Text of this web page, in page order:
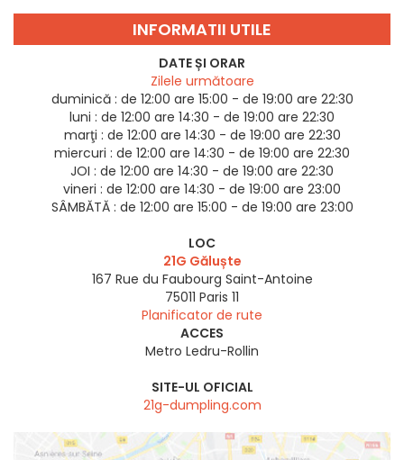
INFORMATII UTILE
DATE ȘI ORAR
Zilele următoare
duminică : de 12:00 are 15:00 - de 19:00 are 22:30
luni : de 12:00 are 14:30 - de 19:00 are 22:30
marţi : de 12:00 are 14:30 - de 19:00 are 22:30
miercuri : de 12:00 are 14:30 - de 19:00 are 22:30
JOI : de 12:00 are 14:30 - de 19:00 are 22:30
vineri : de 12:00 are 14:30 - de 19:00 are 23:00
SÂMBĂTĂ : de 12:00 are 15:00 - de 19:00 are 23:00
LOC
21G Găluște
167 Rue du Faubourg Saint-Antoine
75011 Paris 11
Planificator de rute
ACCES
Metro Ledru-Rollin
SITE-UL OFICIAL
21g-dumpling.com